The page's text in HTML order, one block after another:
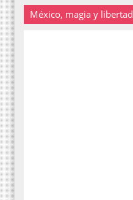
México, magia y libertad